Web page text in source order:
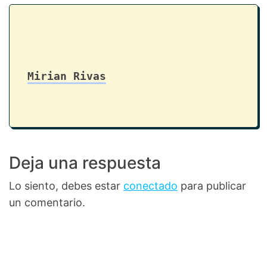
Mirian Rivas
Deja una respuesta
Lo siento, debes estar conectado para publicar
un comentario.